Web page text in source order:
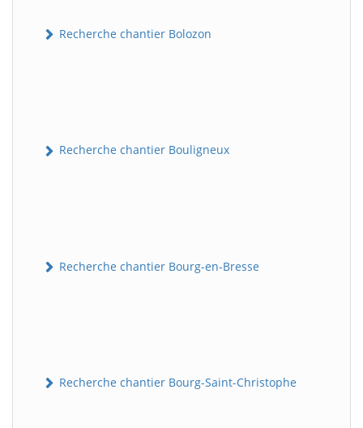
Recherche chantier Bolozon
Recherche chantier Bouligneux
Recherche chantier Bourg-en-Bresse
Recherche chantier Bourg-Saint-Christophe